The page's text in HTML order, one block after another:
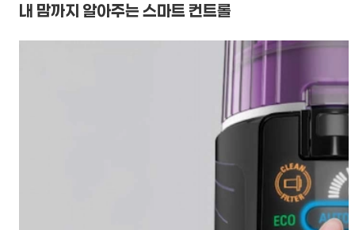
내 맘까지 알아주는 스마트 컨트롤